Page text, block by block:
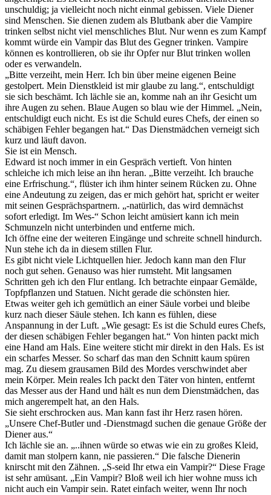
unschuldig; ja vielleicht noch nicht einmal gebissen. Viele Diener
sind Menschen. Sie dienen zudem als Blutbank aber die Vampire
trinken selbst nicht viel menschliches Blut. Nur wenn es zum Kampf
kommt würde ein Vampir das Blut des Gegner trinken. Vampire
können es kontrollieren, ob sie ihr Opfer nur Blut trinken wollen
oder es verwandeln.
„Bitte verzeiht, mein Herr. Ich bin über meine eigenen Beine
gestolpert. Mein Dienstkleid ist mir glaube zu lang.“, entschuldigt
sie sich beschämt. Ich lächle sie an, komme nah an ihr Gesicht um
ihre Augen zu sehen. Blaue Augen so blau wie der Himmel. „Nein,
entschuldigt euch nicht. Es ist die Schuld eures Chefs, der einen so
schäbigen Fehler begangen hat.“ Das Dienstmädchen verneigt sich
kurz und läuft davon.
Sie ist ein Mensch.
Edward ist noch immer in ein Gespräch vertieft. Von hinten
schleiche ich mich leise an ihn heran. „Bitte verzeiht. Ich brauche
eine Erfrischung.“, flüster ich ihm hinter seinem Rücken zu. Ohne
eine Andeutung zu zeigen, das er mich gehört hat, spricht er weiter
mit seinen Gesprächspartnern. „-natürlich, das wird demnächst
sofort erledigt. Im Wes-“ Schon leicht amüsiert kann ich mein
Schmunzeln nicht unterbinden und entferne mich.
Ich öffne eine der weiteren Eingänge und schreite schnell hindurch.
Nun stehe ich da in diesem stillen Flur.
Es gibt nicht viele Lichtquellen hier. Jedoch kann man den Flur
noch gut sehen. Genauso was hier rumsteht. Mit langsamen
Schritten geh ich den Flur entlang. Ich betrachte einpaar Gemälde,
Topfpflanzen und Statuen. Nicht gerade die schönsten hier.
Etwas weiter geh ich gemütlich an einer Säule vorbei und bleibe
kurz nach dieser Säule stehen. Ich kann es fühlen, diese
Anspannung in der Luft. „Wie gesagt: Es ist die Schuld eures Chefs,
der diesen schäbigen Fehler begangen hat.“ Von hinten packt mich
eine Hand am Hals. Eine weitere sticht mir direkt in den Hals. Es ist
ein scharfes Messer. So scharf das man den Schnitt kaum spüren
mag. Zu diesem grausamen Bild des Mordes verschwindet aber
mein Körper. Mein reales Ich packt den Täter von hinten, entfernt
das Messer aus der Hand und hält es nun dem Dienstmädchen, das
mich angerempelt hat, an den Hals.
Sie sieht erschrocken aus. Man kann fast ihr Herz rasen hören.
„Unsere Chef-Butler und -Dienstmagd suchen die genaue Größe der
Diener aus.“
Ich lächle sie an. „..ihnen würde so etwas wie ein zu großes Kleid,
damit man stolpern kann, nie passieren.“ Die falsche Dienerin
knirscht mit den Zähnen. „S-seid Ihr etwa ein Vampir?“ Diese Frage
ist sehr amüsant. „Ein Vampir? Bloß weil ich hier wohne muss ich
nicht auch ein Vampir sein. Ratet einfach weiter, wenn Ihr noch